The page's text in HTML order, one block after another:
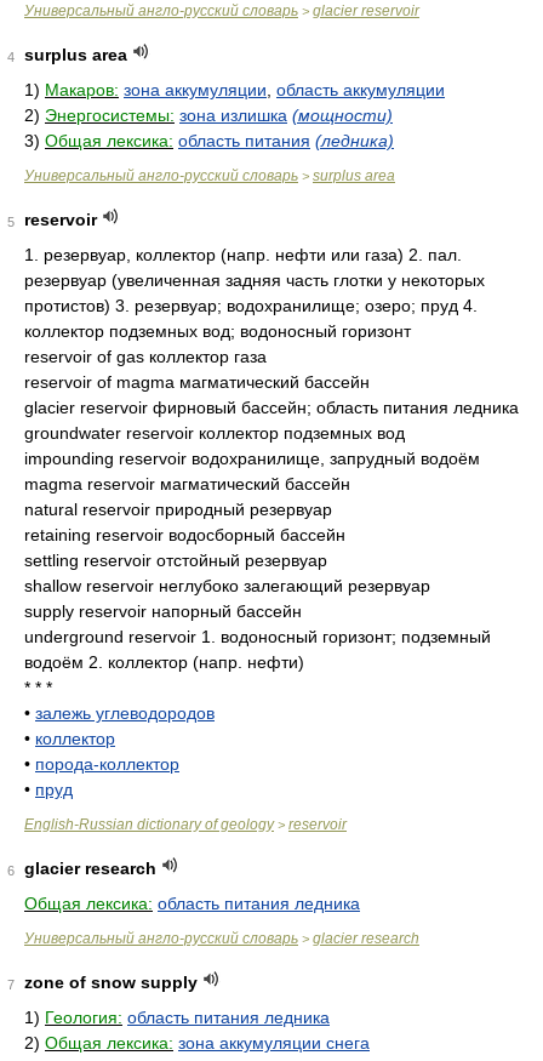
Универсальный англо-русский словарь > glacier reservoir
4
surplus area
1) Макаров: зона аккумуляции область аккумуляции
2) Энергосистемы: зона излишка (мощности)
3) Общая лексика: область питания (ледника)
Универсальный англо-русский словарь > surplus area
5
reservoir
1. резервуар, коллектор (напр. нефти или газа) 2. пал.
резервуар (увеличенная задняя часть глотки у некоторых
протистов) 3. резервуар; водохранилище; озеро; пруд 4.
коллектор подземных вод; водоносный горизонт
reservoir of gas коллектор газа
reservoir of magma магматический бассейн
glacier reservoir фирновый бассейн; область питания ледника
groundwater reservoir коллектор подземных вод
impounding reservoir водохранилище, запрудный водоём
magma reservoir магматический бассейн
natural reservoir природный резервуар
retaining reservoir водосборный бассейн
settling reservoir отстойный резервуар
shallow reservoir неглубоко залегающий резервуар
supply reservoir напорный бассейн
underground reservoir 1. водоносный горизонт; подземный
водоём 2. коллектор (напр. нефти)
* * *
• залежь углеводородов
• коллектор
• порода-коллектор
• пруд
English-Russian dictionary of geology> reservoir
6
glacier research
Общая лексика: область питания ледника
Универсальный англо-русский словарь > glacier research
7
zone of snow supply
1) Геология: область питания ледника
2) Общая лексика: зона аккумуляции снега